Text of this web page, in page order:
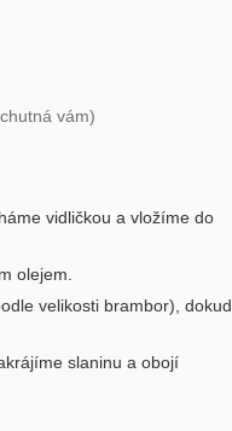
vám)
vidličkou a vložíme do
olejem.
velikosti brambor), dokud
slaninu a obojí